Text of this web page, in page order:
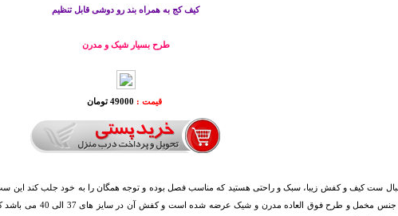
کیف کج به همراه بند رو دوشی قابل تنظیم
طرح بسیار شیک و مدرن
قیمت : 49000 تومان
ست کیف و کفش زیبا، سبک و راحتی هستید که مناسب فصل بوده و توجه همگان را به خود جلب کند این
کفش با جنس مخمل و طرح